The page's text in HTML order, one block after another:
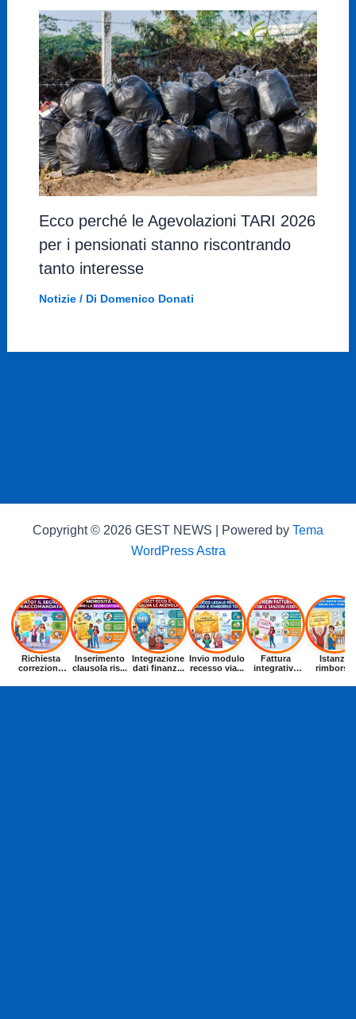
Ecco perché le Agevolazioni TARI 2026
per i pensionati stanno riscontrando
tanto interesse
Notizie/ Di Domenico Donati
Copyright © 2026 GEST NEWS | Powered by Tema
WordPress Astra
Richiesta
correzione
Inserimento
clausola ris...
Integrazione
dati finanz...
Invio modulo
recesso via...
Fattura
integrativa
Istanza
rimborso